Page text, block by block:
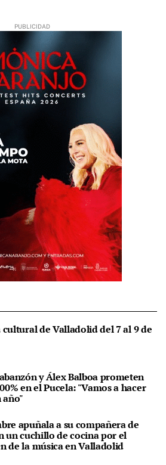
cultural de Valladolid del 7 al 9 de
y Álex Balboa prometen
en el Pucela: "Vamos a hacer
año"
apuñala a su compañera de
un cuchillo de cocina por el
de la música en Valladolid